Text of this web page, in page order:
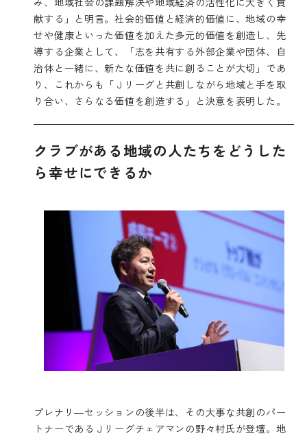
献する」と明言。社会的価値と経済的価値に、地域の幸
せや健康といった価値を加えた多元的価値を創造し、先
導する企業として、「志を共有する外部企業や団体、自
治体と一緒に、新たな価値を共に創ることが大切」であ
り、これからも「Ｊリーグと共創しながら地域と手を取
り合い、さらなる価値を創造する」と決意を表明した。
クラブがある地域の人たちをどうした
ら幸せにできるか
プレナリ―セッションの後半は、その大事な共創のパー
トナーであるＪリーグチェアマンの野々村氏が登壇。地